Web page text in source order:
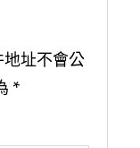
址不會公
*